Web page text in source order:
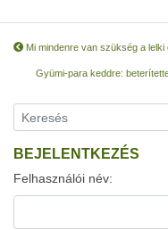
Mi mindenre van szükség a
Gyümi-para keddre:
BEJELENTKEZÉS
Felhasználói név: